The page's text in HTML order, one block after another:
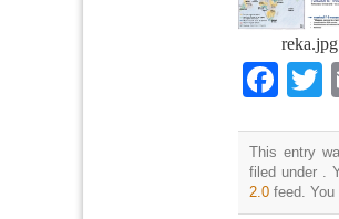
reka.jpg
This entry
filed under .
2.0 feed. You